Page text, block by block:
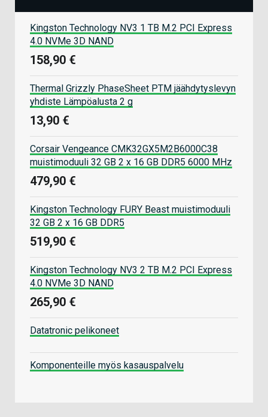
Kingston Technology NV3 1 TB M.2 PCI Express
4.0 NVMe 3D NAND
158,90 €
Thermal Grizzly PhaseSheet PTM jäähdytyslevyn
yhdiste Lämpöalusta 2 g
13,90 €
Corsair Vengeance CMK32GX5M2B6000C38
muistimoduuli 32 GB 2 x 16 GB DDR5 6000 MHz
479,90 €
Kingston Technology FURY Beast muistimoduuli
32 GB 2 x 16 GB DDR5
519,90 €
Kingston Technology NV3 2 TB M.2 PCI Express
4.0 NVMe 3D NAND
265,90 €
Datatronic pelikoneet
Komponenteille myös kasauspalvelu